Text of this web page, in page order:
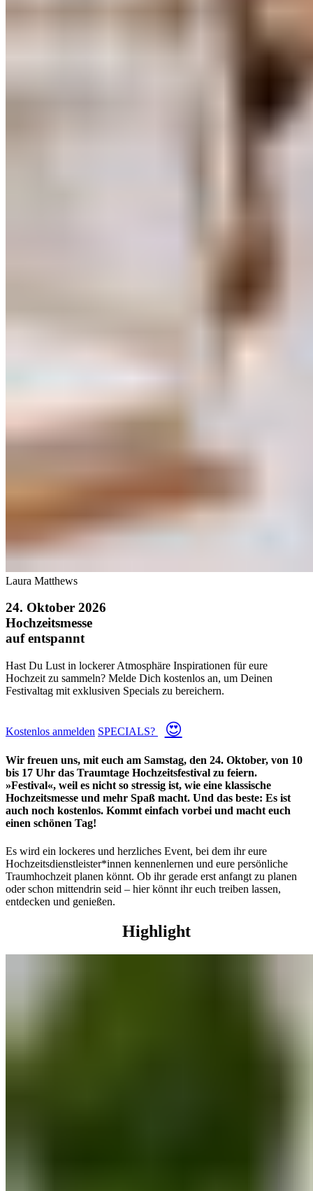
Laura Matthews
24. Oktober 2026
Hochzeitsmesse
auf entspannt
Hast Du Lust in lockerer Atmosphäre Inspirationen für eure
Hochzeit zu sammeln? Melde Dich kostenlos an, um Deinen
Festivaltag mit exklusiven Specials zu bereichern.
Kostenlos anmelden SPECIALS? 😍
Wir freuen uns, mit euch am Samstag, den 24. Oktober, von 10
bis 17 Uhr das Traumtage Hochzeitsfestival zu feiern.
»Festival«, weil es nicht so stressig ist, wie eine klassische
Hochzeitsmesse und mehr Spaß macht. Und das beste: Es ist
auch noch kostenlos. Kommt einfach vorbei und macht euch
einen schönen Tag!
Es wird ein lockeres und herzliches Event, bei dem ihr eure
Hochzeitsdienstleister*innen kennenlernen und eure persönliche
Traumhochzeit planen könnt. Ob ihr gerade erst anfangt zu planen
oder schon mittendrin seid – hier könnt ihr euch treiben lassen,
entdecken und genießen.
Highlight